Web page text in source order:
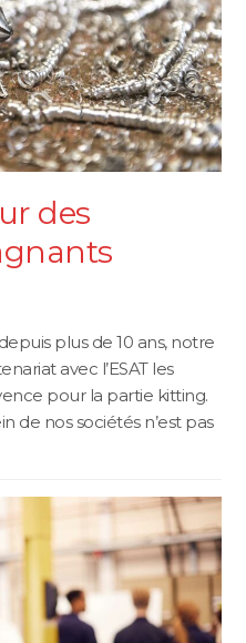
des
plus de 10 ans, notre
avec l’ESAT les
pour la partie kitting.
de nos sociétés n’est pas